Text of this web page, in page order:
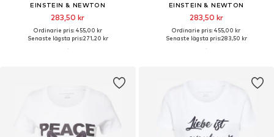
EINSTEIN & NEWTON
283,50 kr
Ordinarie pris: 455,00 kr
Senaste lägsta pris:271,20 kr
EINSTEIN & NEWTON
283,50 kr
Ordinarie pris: 455,00 kr
Senaste lägsta pris:283,50 kr